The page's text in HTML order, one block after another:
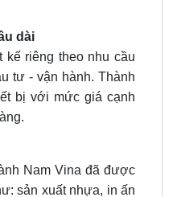
dài
riêng theo nhu cầu
tư - vận hành. Thành
bị với mức giá cạnh
Nam Vina đã được
sản xuất nhựa, in ấn